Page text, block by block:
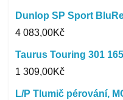
Dunlop SP Sport
4 083,00Kč
Taurus Touring 301
1 309,00Kč
L/P Tlumič pérování,